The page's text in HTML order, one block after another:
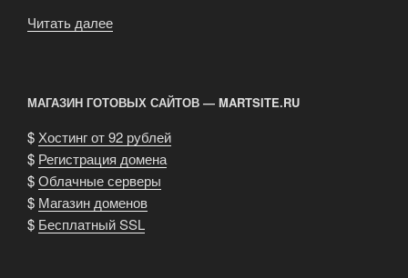
Читать далее
бетоне»
МАГАЗИН ГОТОВЫХ САЙТОВ — MARTSITE.RU
$Хостинг от 92 рублей
$ Регистрация домена
$Облачные серверы
$ Магазин доменов
$ Бесплатный SSL